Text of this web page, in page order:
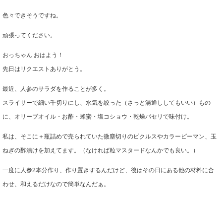
色々できそうですね。
頑張ってください。
おっちゃん おはよう！
先日はリクエストありがとう。
最近、人参のサラダを作ることが多く。
スライサーで細い千切りにし、水気を絞った（さっと湯通ししてもいい）もの
に、オリーブオイル・お酢・蜂蜜・塩コショウ・乾燥パセリで味付け。
私は、そこに＋瓶詰めで売られていた微塵切りのピクルスやカラーピーマン、玉
ねぎの酢漬けを加えてます。（なければ粒マスタードなんかでも良い。）
一度に人参2本分作り、作り置きするんだけど、後はその日にある他の材料に合
わせ、和えるだけなので簡単なんだぁ。